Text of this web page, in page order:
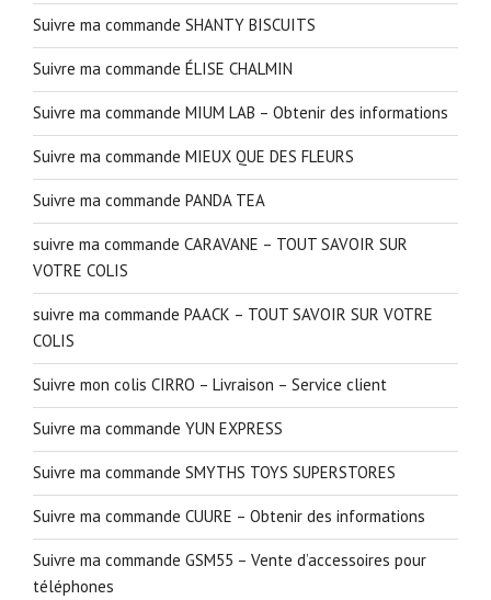
Suivre ma commande SHANTY BISCUITS
Suivre ma commande ÉLISE CHALMIN
Suivre ma commande MIUM LAB – Obtenir des informations
Suivre ma commande MIEUX QUE DES FLEURS
Suivre ma commande PANDA TEA
suivre ma commande CARAVANE – TOUT SAVOIR SUR
VOTRE COLIS
suivre ma commande PAACK – TOUT SAVOIR SUR VOTRE
COLIS
Suivre mon colis CIRRO – Livraison – Service client
Suivre ma commande YUN EXPRESS
Suivre ma commande SMYTHS TOYS SUPERSTORES
Suivre ma commande CUURE – Obtenir des informations
Suivre ma commande GSM55 – Vente d’accessoires pour
téléphones